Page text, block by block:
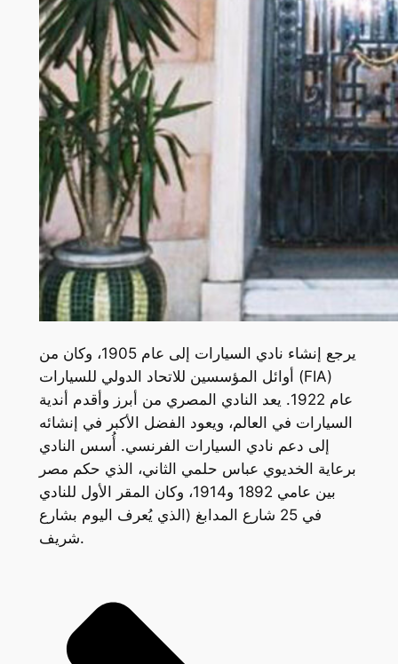
يرجع إنشاء نادي السيارات إلى عام 1905، وكان من
أوائل المؤسسين للاتحاد الدولي للسيارات (FIA)
عام 1922. يعد النادي المصري من أبرز وأقدم أندية
السيارات في العالم، ويعود الفضل الأكبر في إنشائه
إلى دعم نادي السيارات الفرنسي. أُسس النادي
برعاية الخديوي عباس حلمي الثاني، الذي حكم مصر
بين عامي 1892 و1914، وكان المقر الأول للنادي
في 25 شارع المدابغ (الذي يُعرف اليوم بشارع
شريف.